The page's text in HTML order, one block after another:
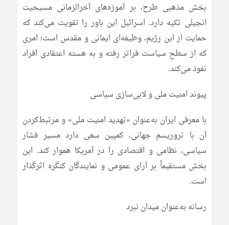
بخش مذهبی طرح، بر آموزه‌های آخرالزمانی مسیحیت
انجیلی تکیه دارد. اسرائیل این باور را تقویت می‌کند که
حمایت از این رژیم، وظیفه‌ای ایمانی و مقدس است؛ امری
که از سطح سیاست فراتر رفته و به هسته اعتقادی افراد
نفوذ می‌کند.
پیوند امنیت ملی و لابی‌سازی سیاسی
با معرفی ایران به‌عنوان «تهدید امنیت ملی» و مرتبط‌کردن
آن با تروریسم جهانی، کمپین سعی دارد مسیر فشار
سیاسی، نظامی و اقتصادی را در آمریکا هموار کند. این
بخش مستقیماً بر آرای عمومی و نمایندگان کنگره اثرگذار
است.
رسانه به‌عنوان میدان نبرد